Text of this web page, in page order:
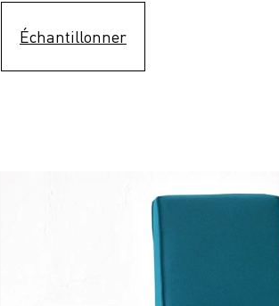
Échantillonner